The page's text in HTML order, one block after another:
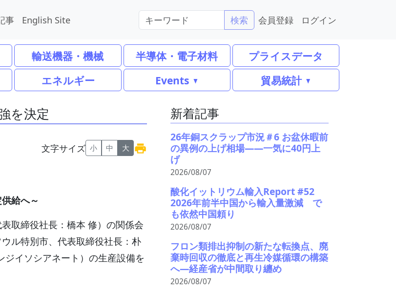
事 English Site 検索 会員登録 ログイン
輸送機器・機械 半導体・電子材料
プライスデータ
エネルギー Events 貿易統計
を決定
文字サイズ 小 中 大
給へ～
取締役社長：橋本 修）の関係会
ル特別市、代表取締役社長：朴
イソシアネート）の生産設備を
新着記事
26年銅スクラップ市況＃6 お盆休暇前
の異例の上げ相場――一気に40円上
げ
2026/08/07
酸化イットリウム輸入Report #52
2026年前半中国から輸入量激減 で
も依然中国頼り
2026/08/07
フロン類排出抑制の新たな転換点、廃
棄時回収の徹底と再生冷媒循環の構築
へ―経産省が中間取り纏め
2026/08/07